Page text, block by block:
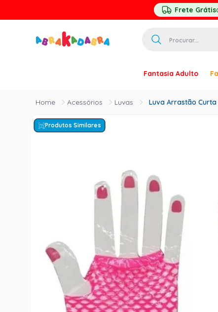
Frete Grátis
Fantasia Adulto
Acessórios Luvas Luva Arrastão Curta
Produtos Similares
princesa
8º
branca
10